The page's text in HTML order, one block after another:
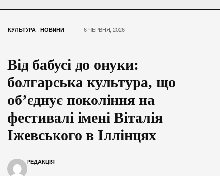
КУЛЬТУРА НОВИНИ 6 ЧЕРВНЯ, 2026
Від бабусі до онуки:
болгарська культура, що
об’єднує покоління на
фестивалі імені Віталія
Іжевського в Іллінцях
РЕДАКЦІЯ